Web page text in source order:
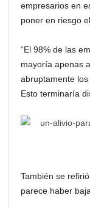
empresarios en
poner en riesgo
“El 98% de las
mayoría apenas
abruptamente
Esto terminaría
También se
parece haber